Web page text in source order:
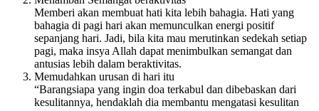
Memberi akan membuat hati kita lebih bahagia. Hati yang
bahagia di pagi hari akan memunculkan energi positif
sepanjang hari. Jadi, bila kita mau merutinkan sedekah setiap
pagi, maka insya Allah dapat menimbulkan semangat dan
antusias lebih dalam beraktivitas.
Memudahkan urusan di hari itu
“Barangsiapa yang ingin doa terkabul dan dibebaskan dari
kesulitannya, hendaklah dia membantu mengatasi kesulitan